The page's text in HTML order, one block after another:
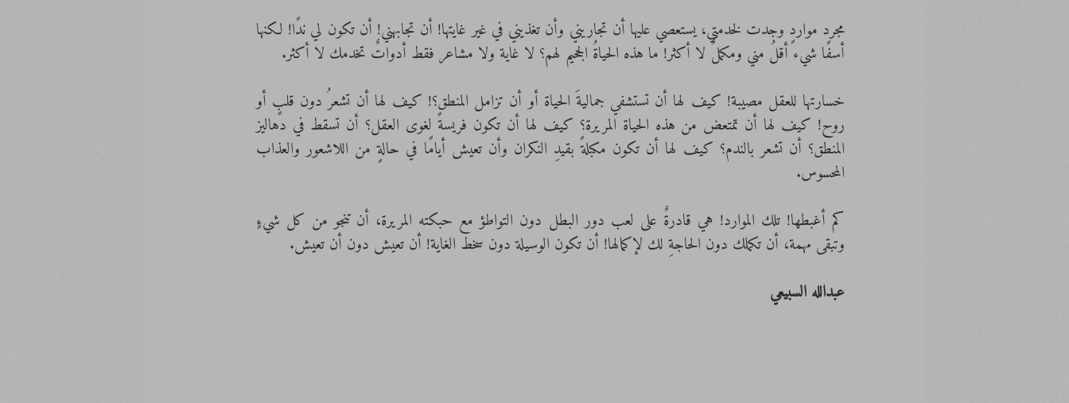
أسفًا شيء أقلُ مني ومكملٌ لا أكثر! ما هذه الحياةُ الجحيم لهم؟ لا غاية ولا مشاعر فقط أدواتٌ تخدمك لا أكثر.
خسارتها للعقل مصيبة! كيف لها أن تستشفي جماليةَ الحياة أو أن تزامل المنطق؟! كيف لها أن تشعرُ دون قلبٍ أو
روح! كيف لها أن تمتعض من هذه الحياة المريرة؟ كيف لها أن تكون فريسةً لغوى العقل؟ أن تسقط في دهاليز
المحسوس.
وتبقى مهمة، أن تكملك دون الحاجةِ لك لإكمالها! أن تكون الوسيلة دون سخط الغاية! أن تعيش دون أن تعيش.
عبدالله السبيعي